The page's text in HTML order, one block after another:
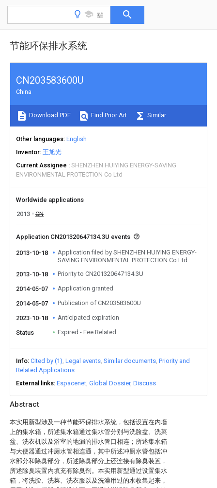
节能环保排水系统
Abstract
本实用新型涉及一种节能环保排水系统，包括设置在内墙
上的集水箱，所述集水箱通过集水管分别与洗脸盆、洗菜
盆、洗衣机以及浴室的地漏的排水管口相连；所述集水箱
与大便器通过冲厕水管相连通，其中所述冲厕水管包括冲
水部分和除臭部分，所述除臭部分上还连接有除臭装置，
所述除臭装置内填充有除臭剂。本实用新型通过设置集水
箱，将洗脸、洗菜、洗衣服以及洗澡用过的水收集起来，
CN203583600U
China
Download PDF Find Prior Art Similar
Other languages English
Inventor 王旭光
Current Assignee
SHENZHEN HUIYING ENERGY-SAVING
ENVIRONMENTAL PROTECTION Co Ltd
Worldwide applications
2013
CN
Application CN201320647134.3U events
2013-10-18
Application filed by SHENZHEN HUIYING ENERGY-
SAVING ENVIRONMENTAL PROTECTION Co Ltd
2013-10-18
Priority to CN201320647134.3U
2014-05-07 Application granted
2014-05-07 Publication of CN203583600U
2023-10-18 Anticipated expiration
Status Expired - Fee Related
Info Cited by (1) Legal events Similar documents Priority and
Related Applications
External links Espacenet Global Dossier Discuss